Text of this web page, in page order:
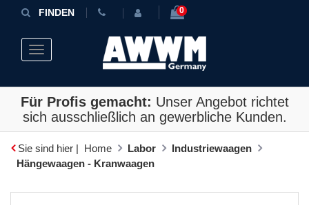
FINDEN 0
Toggle navigation
Für Profis gemacht: Unser Angebot richtet
sich ausschließlich an gewerbliche Kunden.
Sie sind hier | Home Labor
Industriewaagen
Hängewaagen - Kranwaagen